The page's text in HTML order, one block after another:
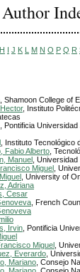
H I J K L M N O P Q R
, Shamoon College of
, Instituto
, Pontificia
, Instituto Tecnológico
Fabio Alberto ,
Manuel
,
Miguel
,
, University of
Adriana
Cesar
, French
Irvin , Pontificia
Miguel
,
Everardo ,
Mariano , Consejo